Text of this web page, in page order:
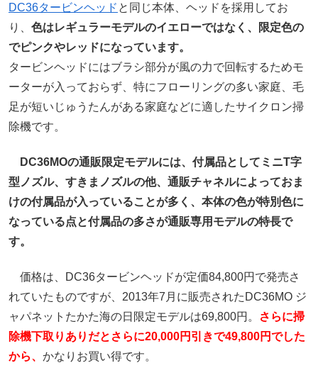
DC36タービンヘッド と同じ本体、ヘッドを採用してお
り、 色はレギュラーモデルのイエローではなく、限定色の
でピンクやレッドになっています。
タービンヘッドにはブラシ部分が風の力で回転するためモ
ーターが入っておらず、特にフローリングの多い家庭、毛
足が短いじゅうたんがある家庭などに適したサイクロン掃
除機です。
DC36MOの通販限定モデルには、付属品としてミニT字
型ノズル、すきまノズルの他、通販チャネルによっておま
けの付属品が入っていることが多く、本体の色が特別色に
なっている点と付属品の多さが通販専用モデルの特長で
す。
価格は、DC36タービンヘッドが定価84,800円で発売さ
れていたものですが、2013年7月に販売されたDC36MO ジ
ャパネットたかた海の日限定モデルは69,800円。
さらに掃
除機下取りありだとさらに20,000円引きで49,800円でした
から、 かなりお買い得です。